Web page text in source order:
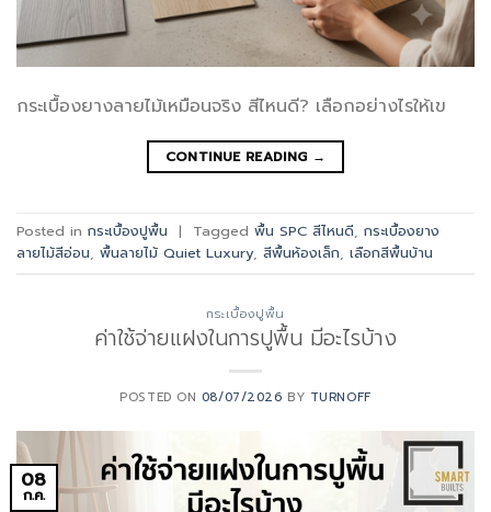
กระเบื้องยางลายไม้เหมือนจริง สีไหนดี? เลือกอย่างไรให้เข
CONTINUE READING →
Posted in กระเบื้องปูพื้น | Tagged พื้น SPC สีไหนดี, กระเบื้องยาง
ลายไม้สีอ่อน, พื้นลายไม้ Quiet Luxury, สีพื้นห้องเล็ก, เลือกสีพื้นบ้าน
กระเบื้องปูพื้น
ค่าใช้จ่ายแฝงในการปูพื้น มีอะไรบ้าง
POSTED ON 08/07/2026 BY TURNOFF
08
ก.ค.